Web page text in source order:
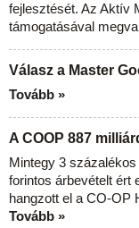
fejlesztését. Az Aktív
támogatásával
Válasz a Master
Tovább »
A COOP 887
Mintegy 3
forintos árbevételt ért
hangzott el a CO-OP
Tovább »